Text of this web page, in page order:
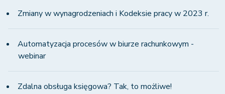
Zmiany w wynagrodzeniach i Kodeksie pracy w 2023 r.
Automatyzacja procesów w biurze rachunkowym -
webinar
Zdalna obsługa księgowa? Tak, to możliwe!